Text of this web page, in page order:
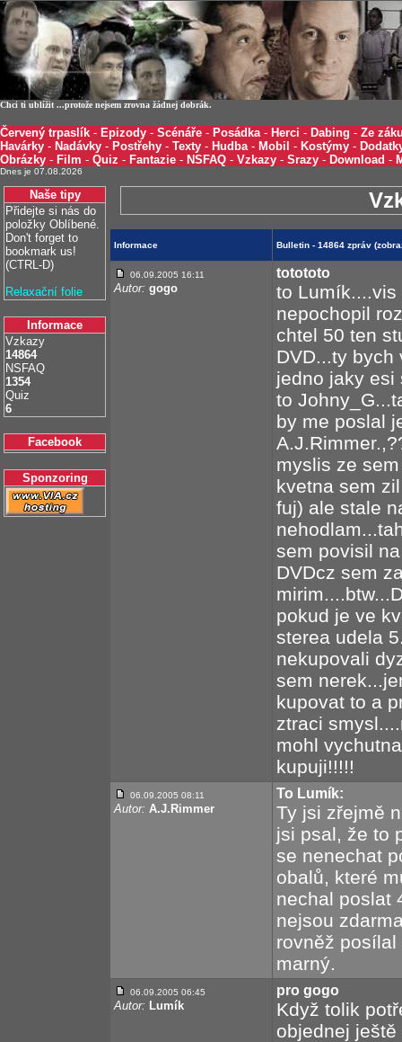
Chci ti ublížit ...protože nejsem zrovna žádnej dobrák.
Červený trpaslík - Epizody - Scénáře - Posádka- Herci - Dabing - Ze
Havárky - Nadávky - Postřehy - Texty - Hudba- Mobil - Kostýmy -
Obrázky - Film - Quiz - Fantazie - NSFAQ - Vzkazy - Srazy - Download -
Dnes je 07.08.2026
Naše tipy
Přidejte si nás do
položky Oblíbené.
Don't forget to
bookmark us!
(CTRL-D)
Relaxační folie
Informace
Vzkazy
14864
NSFAQ
1354
Quiz
6
Facebook
Sponzoring
Informace Bulletin - 14864 zpráv
06.09.2005 16:11
Autor: gogo
totototo
to
nepochopil
chtel 50 ten
DVD...ty bych
jedno jaky esi
to
by me poslal
myslis ze
kvetna sem
fuj) ale stale
sem povisil
DVDcz sem
pokud je ve
sterea udela
nekupovali
sem
kupovat to a
ztraci
mohl
kupuji!!!!!
06.09.2005 08:11
Autor: A.J.Rimmer
To Lumík:
Ty jsi zřejmě
jsi psal, že to
se nenechat
obalů, které
nechal poslat
nejsou
rovněž posílal
marný.
06.09.2005 06:45
Autor: Lumík
pro gogo
Když tolik
objednej